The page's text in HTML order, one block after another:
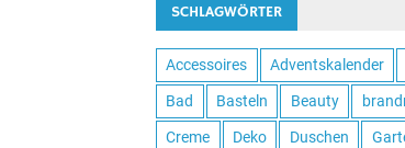
SCHLAGWÖRTER
Accessoires Adventskalender
Bad Basteln Beauty
Creme Deko Duschen